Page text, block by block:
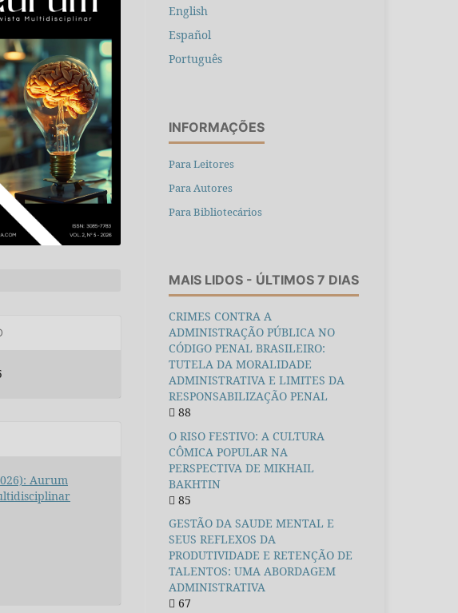
Aurum
English
Español
Português
INFORMAÇÕES
Para Leitores
Para Autores
Para Bibliotecários
MAIS LIDOS - ÚLTIMOS 7 DIAS
CRIMES CONTRA A
ADMINISTRAÇÃO PÚBLICA NO
CÓDIGO PENAL BRASILEIRO:
TUTELA DA MORALIDADE
ADMINISTRATIVA E LIMITES DA
RESPONSABILIZAÇÃO PENAL
88
O RISO FESTIVO: A CULTURA
CÔMICA POPULAR NA
PERSPECTIVA DE MIKHAIL
BAKHTIN
85
GESTÃO DA SAUDE MENTAL E
SEUS REFLEXOS DA
PRODUTIVIDADE E RETENÇÃO DE
TALENTOS: UMA ABORDAGEM
ADMINISTRATIVA
67